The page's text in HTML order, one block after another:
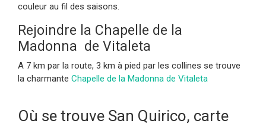
couleur au fil des saisons.
Rejoindre la Chapelle de la
Madonna de Vitaleta
A 7 km par la route, 3 km à pied par les collines se trouve
la charmante Chapelle de la Madonna de Vitaleta
Où se trouve San Quirico, carte